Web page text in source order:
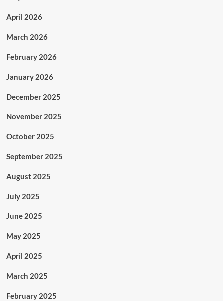
April 2026
March 2026
February 2026
January 2026
December 2025
November 2025
October 2025
September 2025
August 2025
July 2025
June 2025
May 2025
April 2025
March 2025
February 2025